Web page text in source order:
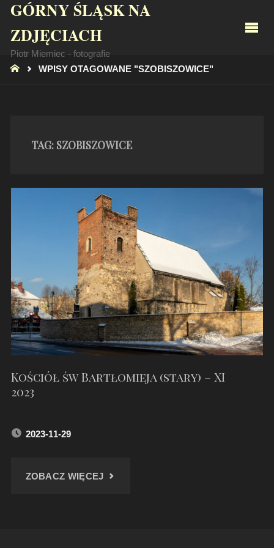
GÓRNY ŚLĄSK NA
ZDJĘCIACH
Piotr Miemiec - fotografie
STRONA
WPISY OTAGOWANE "SZOBISZOWICE"
TAG: SZOBISZOWICE
Kościół św Bartłomieja (stary) – XI
2023
2023-11-29
ZOBACZ WIĘCEJ"KOŚCIÓŁ